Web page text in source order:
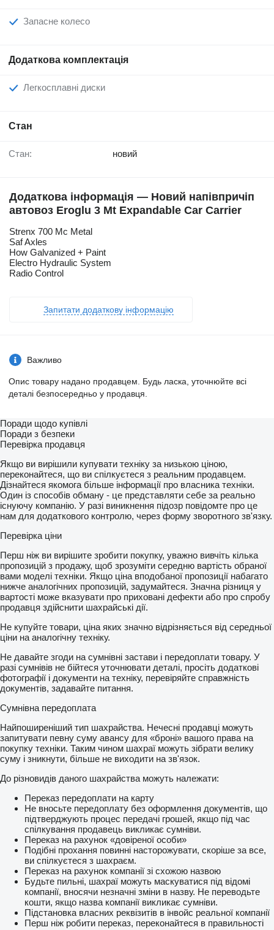
Запасне колесо
Додаткова комплектація
Легкосплавні диски
Стан
Стан: новий
Додаткова інформація — Новий напівпричіп
автовоз Eroglu 3 Mt Expandable Car Carrier
Strenx 700 Mc Metal
Saf Axles
How Galvanized + Paint
Electro Hydraulic System
Radio Control
Запитати додаткову інформацію
Важливо
Опис товару надано продавцем. Будь ласка, уточнюйте всі
деталі безпосередньо у продавця.
Поради щодо купівлі
Поради з безпеки
Перевірка продавця
Якщо ви вирішили купувати техніку за низькою ціною,
переконайтеся, що ви спілкуєтеся з реальним продавцем.
Дізнайтеся якомога більше інформації про власника техніки.
Один із способів обману - це представляти себе за реально
існуючу компанію. У разі виникнення підозр повідомте про це
нам для додаткового контролю, через форму зворотного зв'язку.
Перевірка ціни
Перш ніж ви вирішите зробити покупку, уважно вивчіть кілька
пропозицій з продажу, щоб зрозуміти середню вартість обраної
вами моделі техніки. Якщо ціна вподобаної пропозиції набагато
нижче аналогічних пропозицій, задумайтеся. Значна різниця у
вартості може вказувати про приховані дефекти або про спробу
продавця здійснити шахрайські дії.
Не купуйте товари, ціна яких значно відрізняється від середньої
ціни на аналогічну техніку.
Не давайте згоди на сумнівні застави і передоплати товару. У
разі сумнівів не бійтеся уточнювати деталі, просіть додаткові
фотографії і документи на техніку, перевіряйте справжність
документів, задавайте питання.
Сумнівна передоплата
Найпоширеніший тип шахрайства. Нечесні продавці можуть
запитувати певну суму авансу для «броні» вашого права на
покупку техніки. Таким чином шахраї можуть зібрати велику
суму і зникнути, більше не виходити на зв'язок.
До різновидів даного шахрайства можуть належати:
Переказ передоплати на карту
Не вносьте передоплату без оформлення документів, що
підтверджують процес передачі грошей, якщо під час
спілкування продавець викликає сумніви.
Переказ на рахунок «довіреної особи»
Подібні прохання повинні насторожувати, скоріше за все,
ви спілкуєтеся з шахраєм.
Переказ на рахунок компанії зі схожою назвою
Будьте пильні, шахраї можуть маскуватися під відомі
компанії, вносячи незначні зміни в назву. Не переводьте
кошти, якщо назва компанії викликає сумніви.
Підстановка власних реквізитів в інвойс реальної компанії
Перш ніж робити переказ, переконайтеся в правильності